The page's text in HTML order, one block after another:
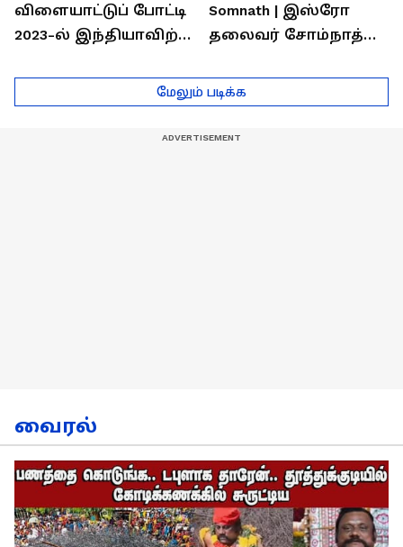
விளையாட்டுப் போட்டி
2023-ல் இந்தியாவிற்கு
வீரர்களுடன்
நேர்காணல்!
Somnath | இஸ்ரோ
தலைவர் சோம்நாத்
நேர்காணல்! | Podcast
மேலும் படிக்க
வைரல்